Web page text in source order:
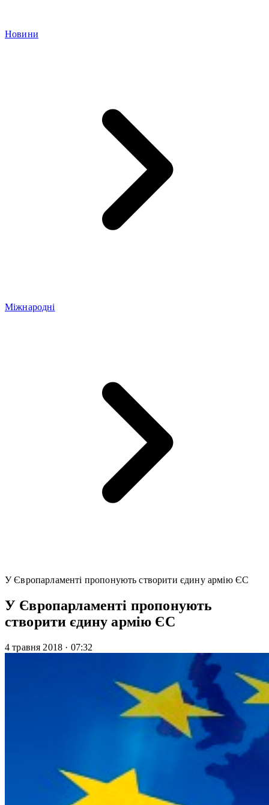
Новини
Міжнародні
У Європарламенті пропонують створити єдину армію ЄС
У Європарламенті пропонують
створити єдину армію ЄС
4 травня 2018 · 07:32